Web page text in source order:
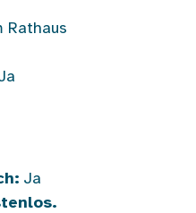
Rathaus
Ja